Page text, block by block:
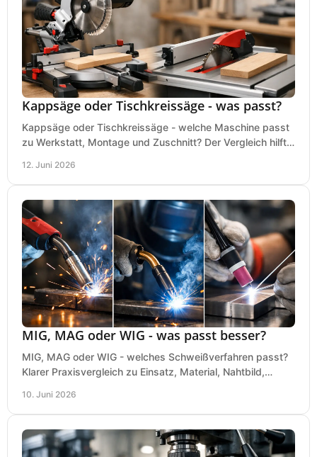
Kappsäge oder Tischkreissäge - was passt?
Kappsäge oder Tischkreissäge - welche Maschine passt
zu Werkstatt, Montage und Zuschnitt? Der Vergleich hilft
12. Juni 2026
MIG, MAG oder WIG - was passt besser?
MIG, MAG oder WIG - welches Schweißverfahren passt?
Klarer Praxisvergleich zu Einsatz, Material, Nahtbild,
10. Juni 2026